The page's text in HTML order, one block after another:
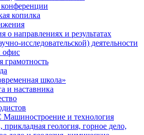
копилка
о направлениях и результатах
исследовательской) деятельности
офис
грамотность
школа»
и наставника
и технология
прикладная геология, горное дело,